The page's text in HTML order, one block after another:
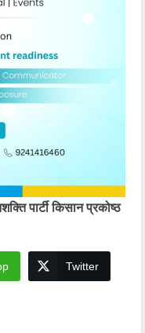
पार्टी किसान प्रकोष्ठ
Twitter